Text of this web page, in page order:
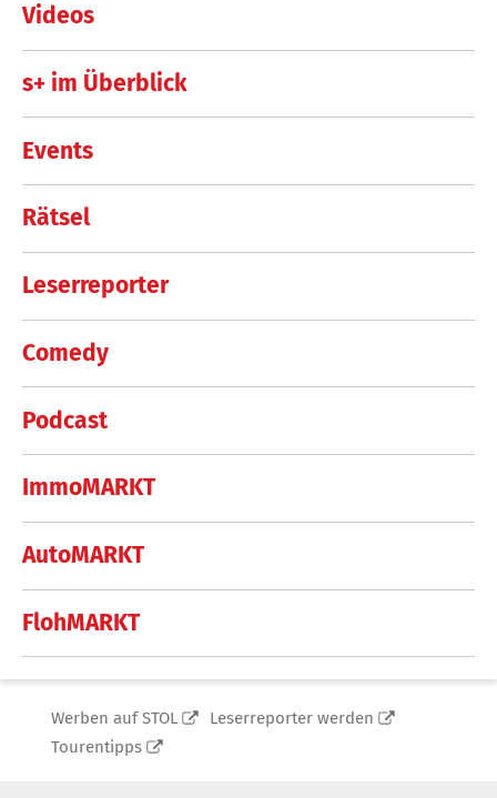
Videos
s+ im Überblick
Events
Rätsel
Leserreporter
Comedy
Podcast
ImmoMARKT
AutoMARKT
FlohMARKT
Werben auf STOL
Leserreporter werden
Tourentipps